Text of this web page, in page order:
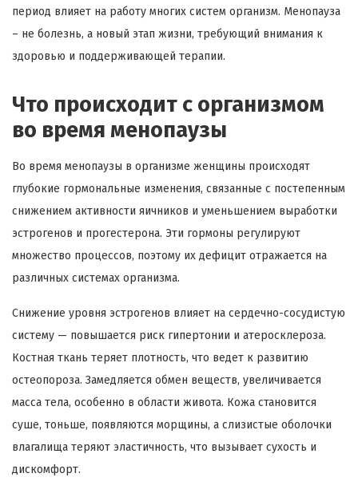
период влияет на работу многих систем организм. Менопауза
– не болезнь, а новый этап жизни, требующий внимания к
здоровью и поддерживающей терапии.
Что происходит с организмом
во время менопаузы
Во время менопаузы в организме женщины происходят
глубокие гормональные изменения, связанные с постепенным
снижением активности яичников и уменьшением выработки
эстрогенов и прогестерона. Эти гормоны регулируют
множество процессов, поэтому их дефицит отражается на
различных системах организма.
Снижение уровня эстрогенов влияет на сердечно-сосудистую
систему — повышается риск гипертонии и атеросклероза.
Костная ткань теряет плотность, что ведет к развитию
остеопороза. Замедляется обмен веществ, увеличивается
масса тела, особенно в области живота. Кожа становится
суше, тоньше, появляются морщины, а слизистые оболочки
влагалища теряют эластичность, что вызывает сухость и
дискомфорт.